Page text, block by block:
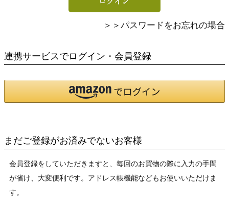
＞＞パスワードをお忘れの場合
連携サービスでログイン・会員登録
まだご登録がお済みでないお客様
会員登録をしていただきますと、毎回のお買物の際に入力の手間
が省け、大変便利です。アドレス帳機能などもお使いいただけま
す。